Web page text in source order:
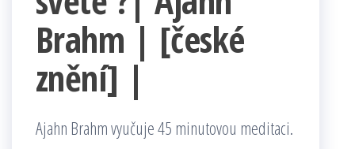
Brahm | [české
znění] |
Ajahn Brahm vyučuje 45 minutovou meditaci.